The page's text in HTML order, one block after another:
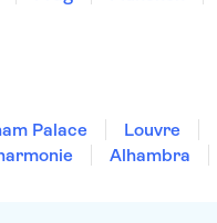
Palace Louvre
Alhambra